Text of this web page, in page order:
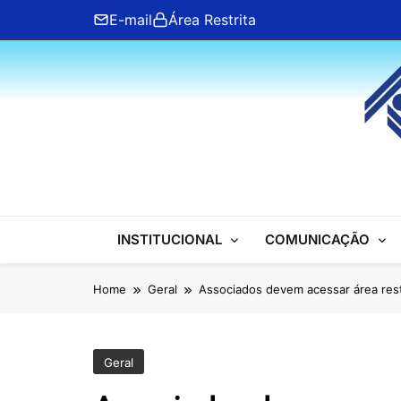
content
E-mail Área Restrita
ANFIP Nacional
INSTITUCIONAL COMUNICAÇÃO
Home Geral Associados devem acessar área
Geral